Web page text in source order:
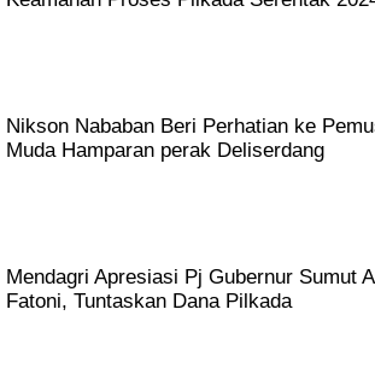
Nikson Nababan Beri Perhatian ke
Muda Hamparan perak Deliserdang
Mendagri Apresiasi Pj Gubernur Sumut
Fatoni, Tuntaskan Dana Pilkada